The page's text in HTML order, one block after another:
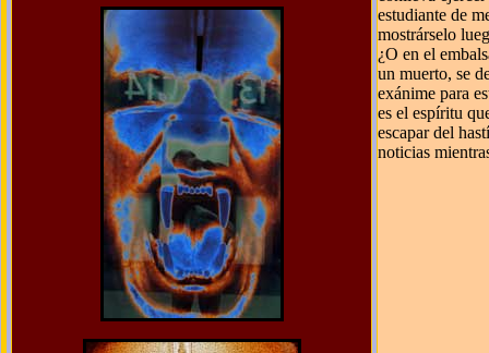
estudiante de
mostrárselo
¿O en el
un muerto, se
exánime para
es el espíritu
escapar del
noticias